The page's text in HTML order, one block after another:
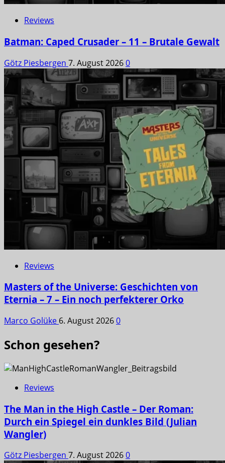
Reviews
Batman: Caped Crusader – 11 – Brutale Gewalt
Götz Piesbergen 7. August 20260
Reviews
Masters of the Universe: Geschichten von
Eternia – 7 – Ein noch perfekterer Orko
Marco Golüke 6. August 20260
Schon gesehen?
Reviews
The Man in the High Castle – Der Roman:
Durch ein Spiegel ein dunkles Bild (Julian
Wangler)
Götz Piesbergen 7. August 20260